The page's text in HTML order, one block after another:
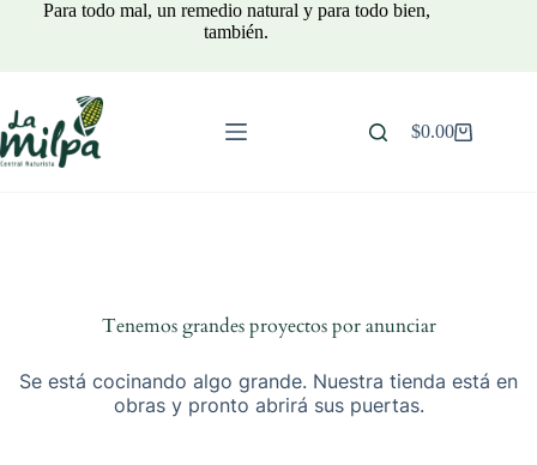
Para todo mal, un remedio natural y para todo bien,
también.
Carro
$0.00
Tenemos grandes proyectos por anunciar
Se está cocinando algo grande. Nuestra tienda está en
obras y pronto abrirá sus puertas.